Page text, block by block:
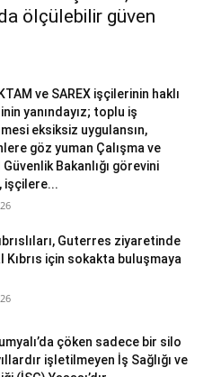
ölçülebilir güven
ve SAREX işçilerinin haklı
yanındayız; toplu iş
eksiksiz uygulansın,
göz yuman Çalışma ve
Bakanlığı görevini
işçilere...
Guterres ziyaretinde
Kıbrıs için sokakta buluşmaya
çöken sadece bir silo
işletilmeyen İş Sağlığı ve